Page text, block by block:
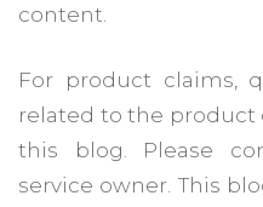
content.
For product claims,
related to the product
this blog. Please
service owner. This